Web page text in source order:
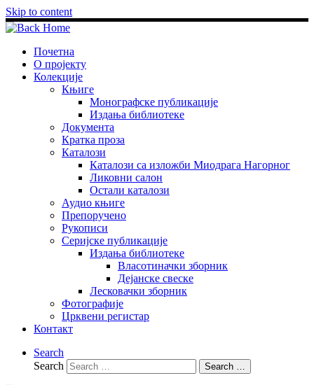
Skip to content
Почетна
О пројекту
Колекције
Књиге
Монографске публикације
Издања библиотеке
Документа
Кратка проза
Каталози
Каталози са изложби Миодрага Нагорног
Ликовни салон
Остали каталози
Аудио књиге
Препоручено
Рукописи
Серијске публикације
Издања библиотеке
Власотиначки зборник
Дејанске свеске
Лесковачки зборник
Фотографије
Црквени регистар
Контакт
Search
Search
Search …